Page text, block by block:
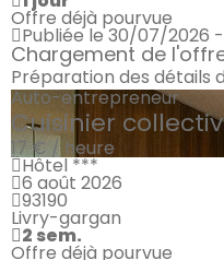
Offre déjà pourvue
Publiée le 30/07/2026
Chargement de
Préparation des détails
Auto-entrepreneur
Cuisinier
17 € / heure
Hôtel ***
6 août 2026
93190
Livry-gargan
2 sem.
Offre déjà pourvue